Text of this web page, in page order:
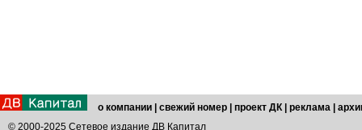
о компании свежий номер проект ДК реклама
© 2000-2025 Сетевое издание ДВ Капитал